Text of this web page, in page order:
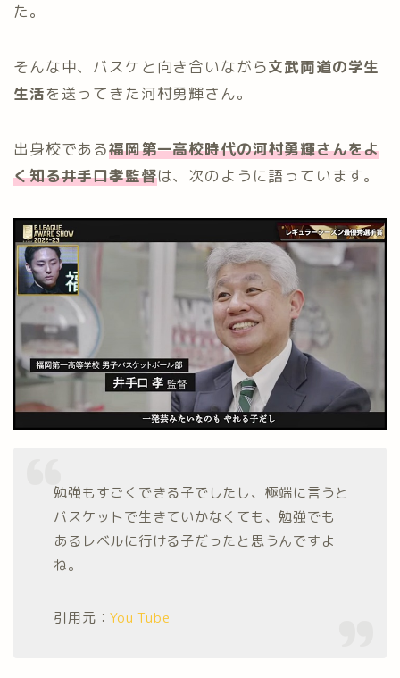
た。
そんな中、バスケと向き合いながら文武両道の学生
生活を送ってきた河村勇輝さん。
出身校である福岡第一高校時代の河村勇輝さんをよ
く知る井手口孝監督は、次のように語っています。
勉強もすごくできる子でしたし、極端に言うと
バスケットで生きていかなくても、勉強でも
あるレベルに行ける子だったと思うんですよ
ね。
引用元：You Tube